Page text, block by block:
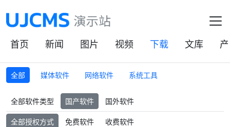
首页 新闻 图片 视频 下载 文库
全部 媒体软件 网络软件 系统工具
全部软件类型 国产软件 国外软件
全部授权方式 免费软件 收费软件